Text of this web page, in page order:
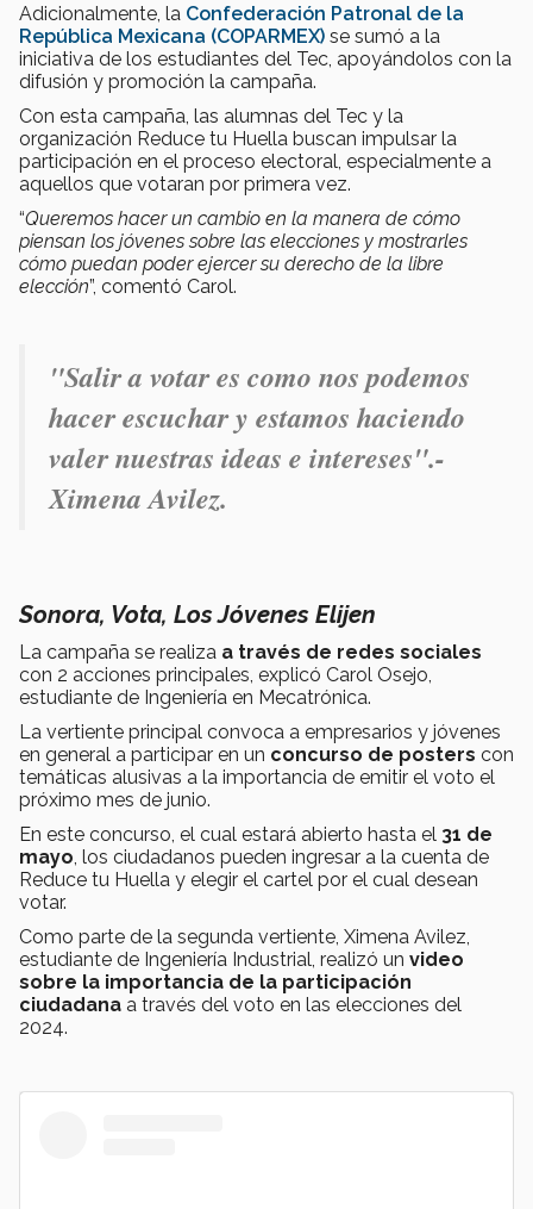
Adicionalmente, la Confederación Patronal de la
República Mexicana (COPARMEX) se sumó a la
iniciativa de los estudiantes del Tec, apoyándolos con la
difusión y promoción la campaña.
Con esta campaña, las alumnas del Tec y la
organización Reduce tu Huella buscan impulsar la
participación en el proceso electoral, especialmente a
aquellos que votaran por primera vez.
“Queremos hacer un cambio en la manera de cómo
piensan los jóvenes sobre las elecciones y mostrarles
cómo puedan poder ejercer su derecho de la libre
elección”, comentó Carol.
"Salir a votar es como nos podemos
hacer escuchar y estamos haciendo
valer nuestras ideas e intereses".-
Ximena Avilez.
Sonora, Vota, Los Jóvenes Elijen
La campaña se realiza a través de redes sociales
con 2 acciones principales, explicó Carol Osejo,
estudiante de Ingeniería en Mecatrónica.
La vertiente principal convoca a empresarios y jóvenes
en general a participar en un concurso de posters con
temáticas alusivas a la importancia de emitir el voto el
próximo mes de junio.
En este concurso, el cual estará abierto hasta el 31 de
mayo , los ciudadanos pueden ingresar a la cuenta de
Reduce tu Huella y elegir el cartel por el cual desean
votar.
Como parte de la segunda vertiente, Ximena Avilez,
estudiante de Ingeniería Industrial, realizó un video
sobre la importancia de la participación
ciudadana a través del voto en las elecciones del
2024.